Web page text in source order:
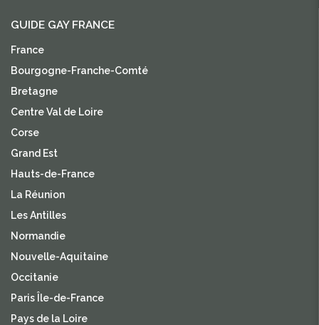
GUIDE GAY FRANCE
France
Bourgogne-Franche-Comté
Bretagne
Centre Val de Loire
Corse
Grand Est
Hauts-de-France
La Réunion
Les Antilles
Normandie
Nouvelle-Aquitaine
Occitanie
Paris Île-de-France
Pays de la Loire